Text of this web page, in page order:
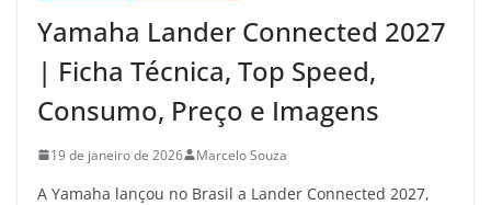
Yamaha Lander Connected 2027
| Ficha Técnica, Top Speed,
Consumo, Preço e Imagens
19 de janeiro de 2026 Marcelo Souza
A Yamaha lançou no Brasil a Lander Connected 2027,